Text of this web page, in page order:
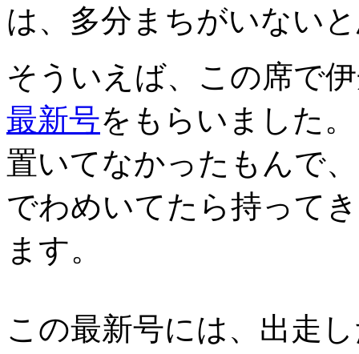
は、多分まちがいない
そういえば、この席で
最新号をもらいました
置いてなかったもんで
でわめいてたら持って
ます。
この最新号には、出走